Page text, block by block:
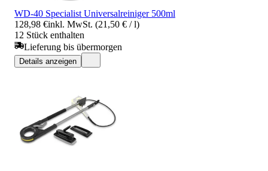
WD-40 Specialist Universalreiniger 500ml
128,98 €inkl. MwSt. (21,50 € / l)
12 Stück enthalten
Lieferung bis übermorgen
Details anzeigen